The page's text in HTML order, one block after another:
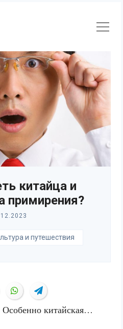
китайца и
примирения?
и путешествия
китайская…